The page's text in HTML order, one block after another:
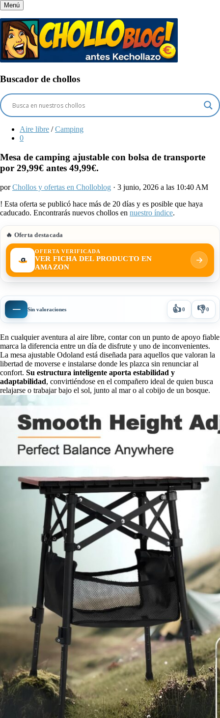
Menú
Buscador de chollos
Aire libre / Camping
0
Mesa de camping ajustable con bolsa de transporte
por 29,99€ antes 49,99€.
porChollos y ofertas en Cholloblog · 3 junio, 2026 a las 10:40 AM
! Esta oferta se publicó hace más de 20 días y es posible que haya
caducado. Encontrarás nuevos chollos en nuestro índice.
🔥 Oferta destacada
OFERTA VERIFICADA
VER FICHA DEL PRODUCTO EN
AMAZON
— Sin valoraciones 👍0 👎0
En cualquier aventura al aire libre, contar con un punto de apoyo fiable
marca la diferencia entre un día de disfrute y uno de inconvenientes.
La mesa ajustable Odoland está diseñada para aquellos que valoran la
libertad de moverse e instalarse donde les plazca sin renunciar al
confort. Su estructura inteligente aporta estabilidad y
adaptabilidad, convirtiéndose en el compañero ideal de quien busca
relajarse o trabajar bajo el sol, junto al mar o al cobijo de un bosque.